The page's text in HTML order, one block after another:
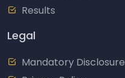
Results
Legal
Mandatory Disclosure